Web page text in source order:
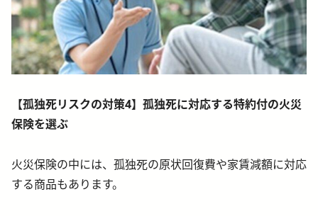
【孤独死リスクの対策4】孤独死に対応する特約付の火災
保険を選ぶ
火災保険の中には、孤独死の原状回復費や家賃減額に対応
する商品もあります。